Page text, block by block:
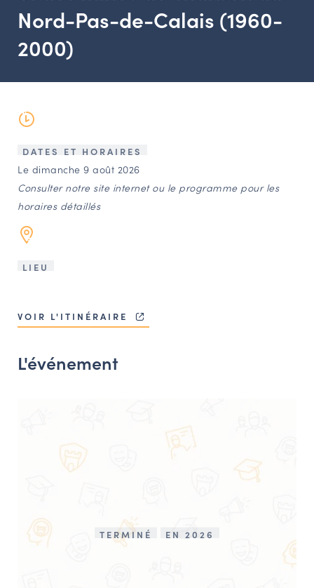
CONTACT
Agenda
Annuaire
Ressources
OFFRES D’EMPLOI ET DE STAGE
BOURSE D’ÉCHANGE
Service Inventaire et Patrimoines de la Région Grand Est
Responsables de structures
Étudiants & chercheurs
Nord-Pas-de-Calais (1960-
2000)
DATES ET HORAIRES
Le dimanche 9 août 2026
Consulter notre site internet ou le programme pour les
horaires détaillés
LIEU
VOIR L'ITINÉRAIRE
L'événement
TERMINÉ EN 2026